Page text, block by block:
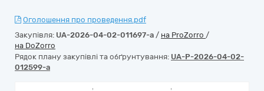
Оголошення про проведення.pdf
Закупівля: UA-2026-04-02-011697-a / на ProZorro /
на DoZorro
Рядок плану закупівлі та обґрунтування: UA-P-2026-04-02-
012599-a